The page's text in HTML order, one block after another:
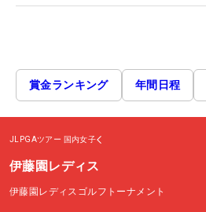
賞金ランキング 年間日程
JLPGAツアー 国内女子
伊藤園レディス
伊藤園レディスゴルフトーナメント